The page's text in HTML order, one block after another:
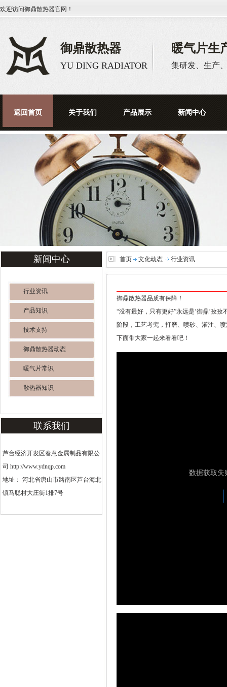
欢迎访问御鼎散热器官网！
御鼎散热器 暖气片生
YU DING RADIATOR 集研发、生产
返回首页 关于我们 产品展示 新闻中心
新闻中心
行业资讯
产品知识
技术支持
御鼎散热器动态
暖气片常识
散热器知识
联系我们
芦台经济开发区春意金属制品有限公
司 http://www.ydnqp.com
地址： 河北省唐山市路南区芦台海北
镇马聪村大庄街1排7号
首页 文化动态 行业资讯
御鼎散热器品质有保障！
“没有最好，只有更好”永远是‘御鼎’孜
阶段，工艺考究，打磨、喷砂、灌注、
下面带大家一起来看看吧！